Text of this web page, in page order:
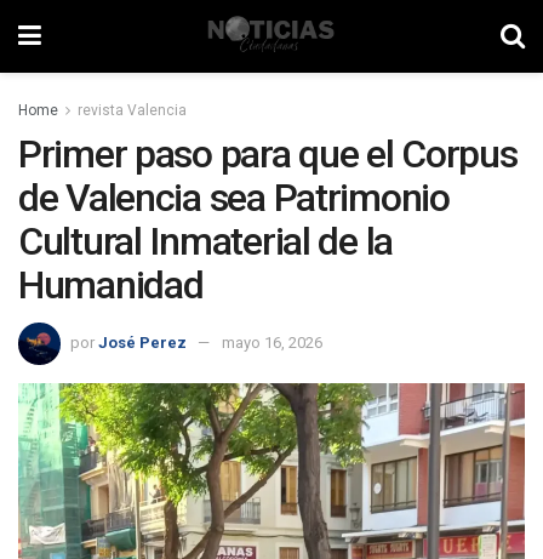
Home revista Valencia
Primer paso para que el Corpus
de Valencia sea Patrimonio
Cultural Inmaterial de la
Humanidad
por José Perez mayo 16, 2026